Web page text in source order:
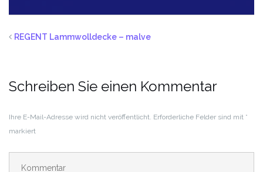
REGENT Lammwolldecke – malve
Schreiben Sie einen Kommentar
Ihre E-Mail-Adresse wird nicht veröffentlicht. Erforderliche Felder sind mit *
markiert